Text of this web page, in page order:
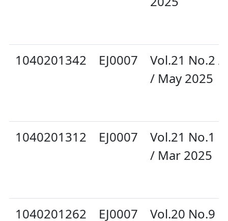
1040201342 EJ0007
Vol.21 No.2
/ May 2025
1040201312 EJ0007
Vol.21 No.1
/ Mar 2025
1040201262 EJ0007
Vol.20 No.9